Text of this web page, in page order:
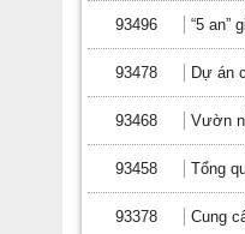
93496 “5 an”
93478 Dự án
93468 Vườn
93458 Tổng
93378 Cung